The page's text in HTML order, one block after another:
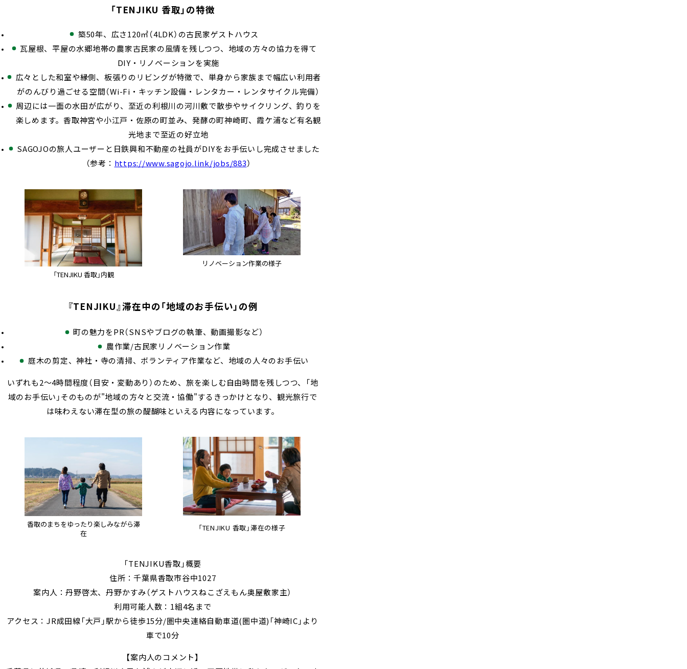
「TENJIKU 香取」の特徴
築50年、広さ120㎡（4LDK）の古民家ゲストハウス
瓦屋根、平屋の水郷地帯の農家古民家の風情を残しつつ、地域の方々の協力を得て
DIY・リノベーションを実施
広々とした和室や縁側、板張りのリビングが特徴で、単身から家族まで幅広い利用者
がのんびり過ごせる空間（Wi-Fi・キッチン設備・レンタカー・レンタサイクル完備）
周辺には一面の水田が広がり、至近の利根川の河川敷で散歩やサイクリング、釣りを
楽しめます。香取神宮や小江戸・佐原の町並み、発酵の町神崎町、霞ケ浦など有名観
光地まで至近の好立地
SAGOJOの旅人ユーザーと日鉄興和不動産の社員がDIYをお手伝いし完成させました
（参考： https://www.sagojo.link/jobs/883 ）
「TENJIKU 香取」内観
リノベーション作業の様子
『TENJIKU』滞在中の「地域のお手伝い」の例
町の魅力をPR（SNSやブログの執筆、動画撮影など）
農作業/古民家リノベーション作業
庭木の剪定、神社・寺の清掃、ボランティア作業など、地域の人々のお手伝い
いずれも2〜4時間程度（目安・変動あり）のため、旅を楽しむ自由時間を残しつつ、「地
域のお手伝い」そのものが"地域の方々と交流・協働"するきっかけとなり、観光旅行で
は味わえない滞在型の旅の醍醐味といえる内容になっています。
香取のまちをゆったり楽しみながら滞
在
「TENJIKU 香取」滞在の様子
「TENJIKU香取」概要
住所：千葉県香取市谷中1027
案内人：丹野啓太、丹野かすみ（ゲストハウスねこざえもん奥屋敷家主）
利用可能人数：1組4名まで
アクセス：JR成田線「大戸」駅から徒歩15分/圏中央連絡自動車道(圏中道)「神崎IC」より
車で10分
【案内人のコメント】